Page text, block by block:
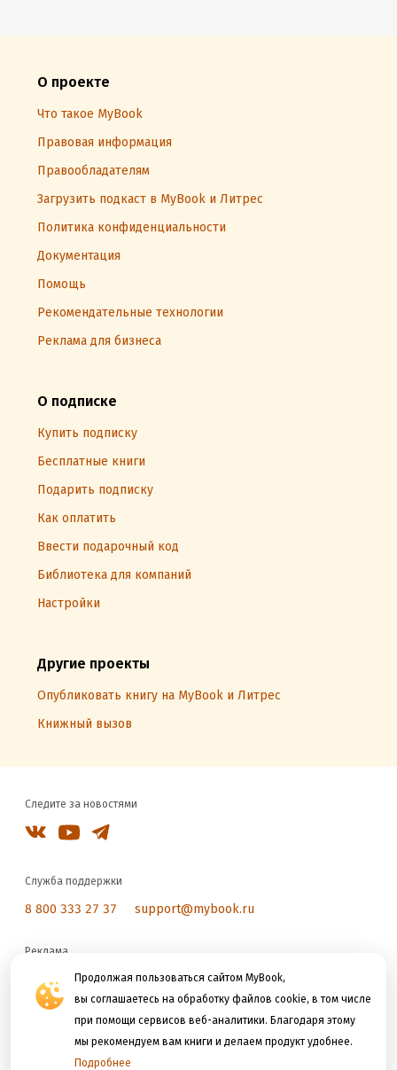
Продолжая пользоваться сайтом MyBook,
вы соглашаетесь на обработку файлов cookie, в том числе
при помощи сервисов веб-аналитики. Благодаря этому
мы рекомендуем вам книги и делаем продукт удобнее.
Подробнее
О проекте
Что такое MyBook
Правовая информация
Правообладателям
Загрузить подкаст в MyBook и Литрес
Политика конфиденциальности
Документация
Помощь
Рекомендательные технологии
Реклама для бизнеса
О подписке
Купить подписку
Бесплатные книги
Подарить подписку
Как оплатить
Ввести подарочный код
Библиотека для компаний
Настройки
Другие проекты
Опубликовать книгу на MyBook и Литрес
Книжный вызов
Следите за новостями
Служба поддержки
8 800 333 27 37 support@mybook.ru
Реклама
reklama@litres.ru
Мы принимаем к оплате